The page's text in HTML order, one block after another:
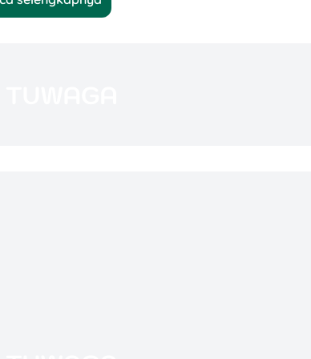
PowerPoint,Copilot